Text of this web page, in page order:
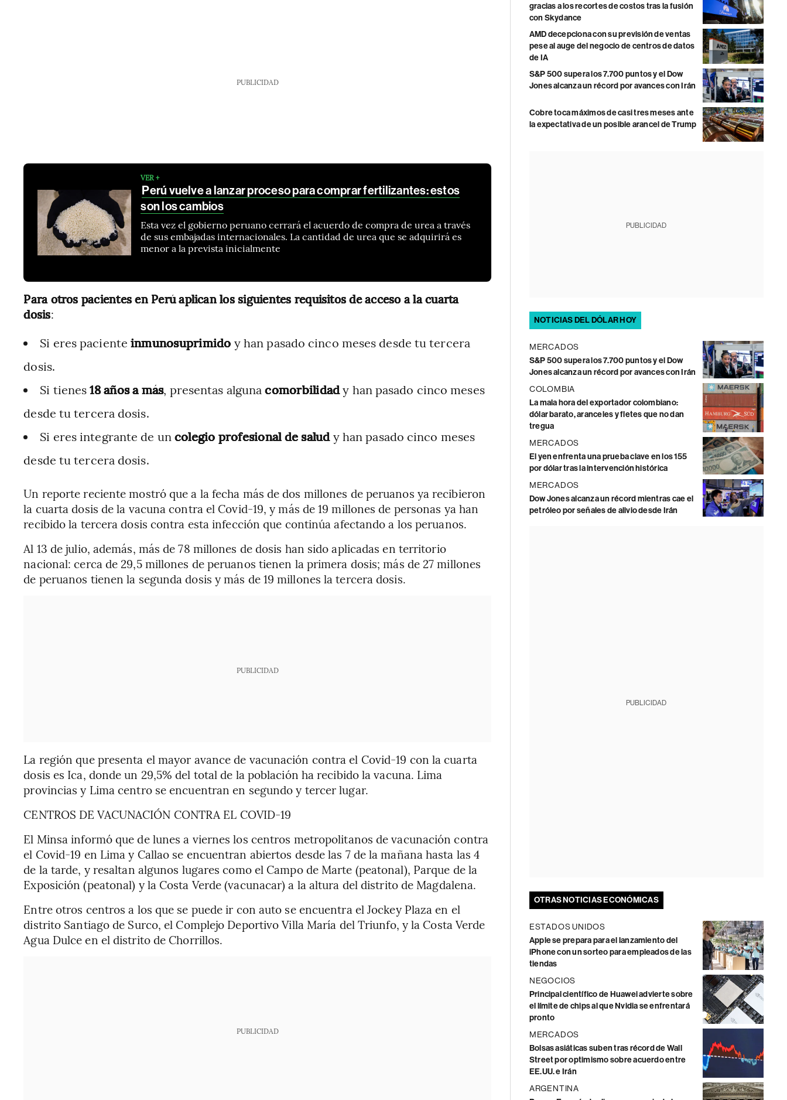
PUBLICIDAD
VER +
Perú vuelve a lanzar proceso para comprar fertilizantes: estos
son los cambios
Esta vez el gobierno peruano cerrará el acuerdo de compra de urea a través
de sus embajadas internacionales. La cantidad de urea que se adquirirá es
menor a la prevista inicialmente
Para otros pacientes en Perú aplican los siguientes requisitos de acceso a la cuarta
dosis:
Si eres pacienteinmunosuprimido y han pasado cinco meses desde tu tercera
dosis.
Si tienes18 años a más, presentas algunacomorbilidady han pasado cinco meses
desde tu tercera dosis.
Si eres integrante de un colegio profesional de saludy han pasado cinco meses
desde tu tercera dosis.
Un reporte reciente mostró que a la fecha más de dos millones de peruanos ya recibieron
la cuarta dosis de la vacuna contra el Covid-19, y más de 19 millones de personas ya han
recibido la tercera dosis contra esta infección que continúa afectando a los peruanos.
Al 13 de julio, además, más de 78 millones de dosis han sido aplicadas en territorio
nacional: cerca de 29,5 millones de peruanos tienen la primera dosis; más de 27 millones
de peruanos tienen la segunda dosis y más de 19 millones la tercera dosis.
PUBLICIDAD
La región que presenta el mayor avance de vacunación contra el Covid-19 con la cuarta
dosis es Ica, donde un 29,5% del total de la población ha recibido la vacuna. Lima
provincias y Lima centro se encuentran en segundo y tercer lugar.
CENTROS DE VACUNACIÓN CONTRA EL COVID-19
El Minsa informó que de lunes a viernes los centros metropolitanos de vacunación contra
el Covid-19 en Lima y Callao se encuentran abiertos desde las 7 de la mañana hasta las 4
de la tarde, y resaltan algunos lugares como el Campo de Marte (peatonal), Parque de la
Exposición (peatonal) y la Costa Verde (vacunacar) a la altura del distrito de Magdalena.
Entre otros centros a los que se puede ir con auto se encuentra el Jockey Plaza en el
distrito Santiago de Surco, el Complejo Deportivo Villa María del Triunfo, y la Costa Verde
Agua Dulce en el distrito de Chorrillos.
PUBLICIDAD
gracias a los recortes de costos tras la fusión
con Skydance
AMD decepciona con su previsión de ventas
pese al auge del negocio de centros de datos
de IA
S&P 500 supera los 7.700 puntos y el Dow
Jones alcanza un récord por avances con Irán
Cobre toca máximos de casi tres meses ante
la expectativa de un posible arancel de Trump
PUBLICIDAD
NOTICIAS DEL DÓLAR HOY
MERCADOS
S&P 500 supera los 7.700 puntos y el Dow
Jones alcanza un récord por avances con Irán
COLOMBIA
La mala hora del exportador colombiano:
dólar barato, aranceles y fletes que no dan
tregua
MERCADOS
El yen enfrenta una prueba clave en los 155
por dólar tras la intervención histórica
MERCADOS
Dow Jones alcanza un récord mientras cae el
petróleo por señales de alivio desde Irán
PUBLICIDAD
OTRAS NOTICIAS ECONÓMICAS
ESTADOS UNIDOS
Apple se prepara para el lanzamiento del
iPhone con un sorteo para empleados de las
tiendas
NEGOCIOS
Principal científico de Huawei advierte sobre
el límite de chips al que Nvidia se enfrentará
pronto
MERCADOS
Bolsas asiáticas suben tras récord de Wall
Street por optimismo sobre acuerdo entre
EE.UU. e Irán
ARGENTINA